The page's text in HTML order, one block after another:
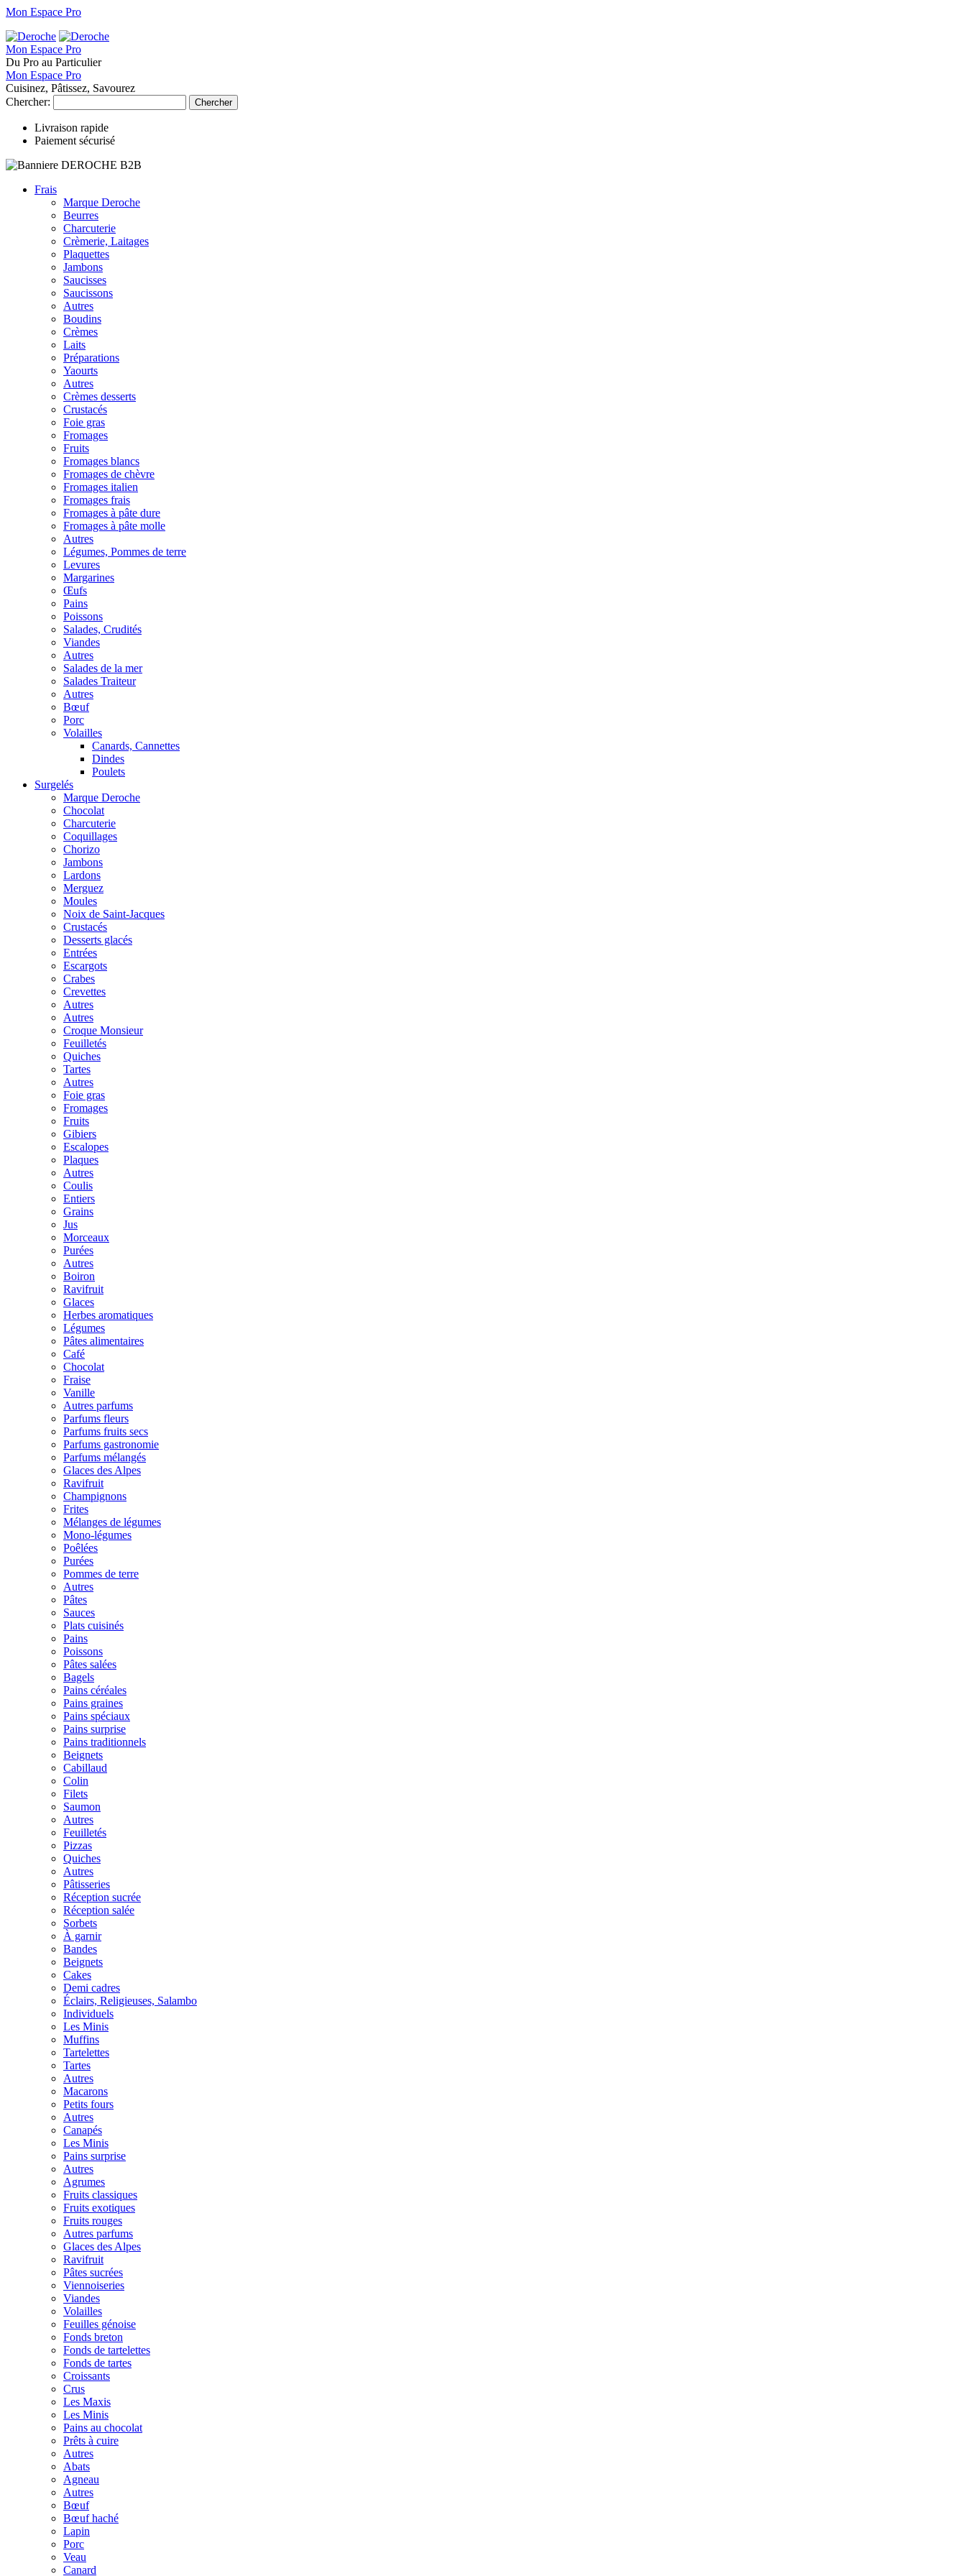
Mon Espace Pro
Mon Espace Pro
Du Pro au Particulier
Mon Espace Pro
Cuisinez, Pâtissez, Savourez
Chercher:
Chercher
Livraison rapide
Paiement sécurisé
Frais
Marque Deroche
Beurres
Charcuterie
Crèmerie, Laitages
Plaquettes
Jambons
Saucisses
Saucissons
Autres
Boudins
Crèmes
Laits
Préparations
Yaourts
Autres
Crèmes desserts
Crustacés
Foie gras
Fromages
Fruits
Fromages blancs
Fromages de chèvre
Fromages italien
Fromages frais
Fromages à pâte dure
Fromages à pâte molle
Autres
Légumes, Pommes de terre
Levures
Margarines
Œufs
Pains
Poissons
Salades, Crudités
Viandes
Autres
Salades de la mer
Salades Traiteur
Autres
Bœuf
Porc
Volailles
Canards, Cannettes
Dindes
Poulets
Surgelés
Marque Deroche
Chocolat
Charcuterie
Coquillages
Chorizo
Jambons
Lardons
Merguez
Moules
Noix de Saint-Jacques
Crustacés
Desserts glacés
Entrées
Escargots
Crabes
Crevettes
Autres
Autres
Croque Monsieur
Feuilletés
Quiches
Tartes
Autres
Foie gras
Fromages
Fruits
Gibiers
Escalopes
Plaques
Autres
Coulis
Entiers
Grains
Jus
Morceaux
Purées
Autres
Boiron
Ravifruit
Glaces
Herbes aromatiques
Légumes
Pâtes alimentaires
Café
Chocolat
Fraise
Vanille
Autres parfums
Parfums fleurs
Parfums fruits secs
Parfums gastronomie
Parfums mélangés
Glaces des Alpes
Ravifruit
Champignons
Frites
Mélanges de légumes
Mono-légumes
Poêlées
Purées
Pommes de terre
Autres
Pâtes
Sauces
Plats cuisinés
Pains
Poissons
Pâtes salées
Bagels
Pains céréales
Pains graines
Pains spéciaux
Pains surprise
Pains traditionnels
Beignets
Cabillaud
Colin
Filets
Saumon
Autres
Feuilletés
Pizzas
Quiches
Autres
Pâtisseries
Réception sucrée
Réception salée
Sorbets
À garnir
Bandes
Beignets
Cakes
Demi cadres
Éclairs, Religieuses, Salambo
Individuels
Les Minis
Muffins
Tartelettes
Tartes
Autres
Macarons
Petits fours
Autres
Canapés
Les Minis
Pains surprise
Autres
Agrumes
Fruits classiques
Fruits exotiques
Fruits rouges
Autres parfums
Glaces des Alpes
Ravifruit
Pâtes sucrées
Viennoiseries
Viandes
Volailles
Feuilles génoise
Fonds breton
Fonds de tartelettes
Fonds de tartes
Croissants
Crus
Les Maxis
Les Minis
Pains au chocolat
Prêts à cuire
Autres
Abats
Agneau
Autres
Bœuf
Bœuf haché
Lapin
Porc
Veau
Canard